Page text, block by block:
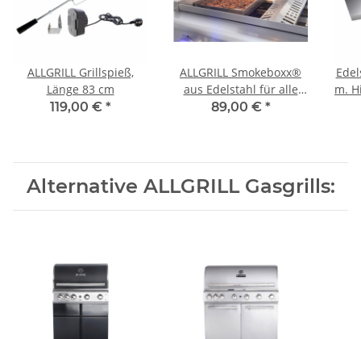
ALLGRILL Grillspieß,
Länge 83 cm
119,00 € *
ALLGRILL Smokeboxx®
aus Edelstahl für alle
Modelle ab Allrounder
89,00 € *
m.
Alternative ALLGRILL Gasgrills: